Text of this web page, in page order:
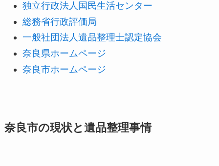
独立行政法人国民生活センター
総務省行政評価局
一般社団法人遺品整理士認定協会
奈良県ホームページ
奈良市ホームページ
奈良市の現状と遺品整理事情